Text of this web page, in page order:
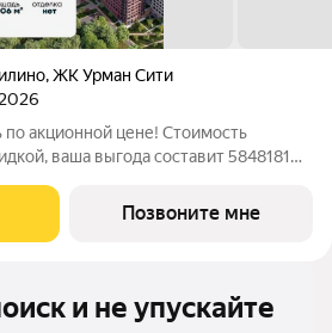
,ЖК Урман Сити
по акционной цене! Стоимость
ваша выгода составит 5848181
в ЖК Urman City с 3 спальнями
Позвоните мне
и не упускайте